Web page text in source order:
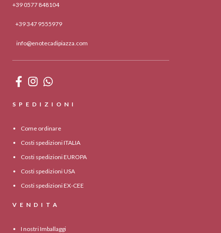
+39 0577 848104
+39 347 9555979
info@enotecadipiazza.com
SPEDIZIONI
Come ordinare
Costi spedizioni ITALIA
Costi spedizioni EUROPA
Costi spedizioni USA
Costi spedizioni EX-CEE
VENDITA
I nostri Imballaggi